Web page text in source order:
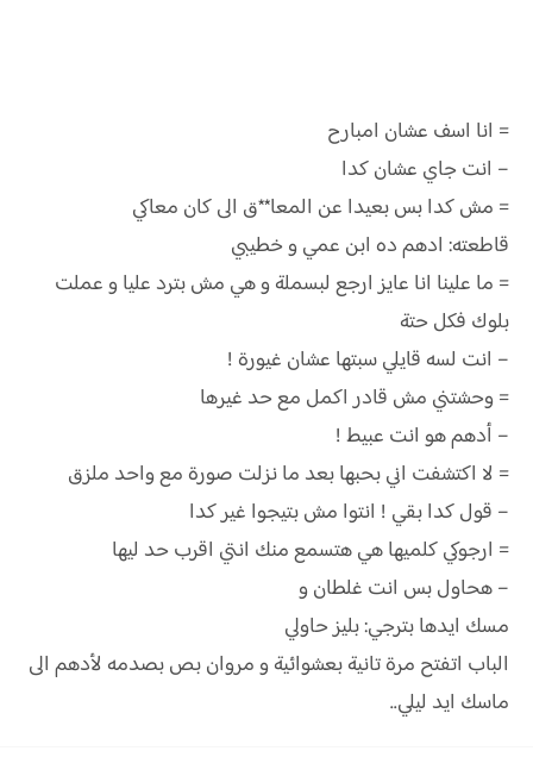
= انا اسف عشان امبارح
– انت جاي عشان كدا
= مش كدا بس بعيدا عن المعا**ق الى كان معاكي
قاطعته: ادهم ده ابن عمي و خطيبي
= ما علينا انا عايز ارجع لبسملة و هي مش بترد عليا و عملت
بلوك فكل حتة
– انت لسه قايلي سبتها عشان غيورة !
= وحشتني مش قادر اكمل مع حد غيرها
– أدهم هو انت عبيط !
= لا اكتشفت اني بحبها بعد ما نزلت صورة مع واحد ملزق
– قول كدا بقي ! انتوا مش بتيجوا غير كدا
= ارجوكي كلميها هي هتسمع منك انتي اقرب حد ليها
– هحاول بس انت غلطان و
مسك ايدها بترجي: بليز حاولي
الباب اتفتح مرة تانية بعشوائية و مروان بص بصدمه لأدهم الى
ماسك ايد ليلي..